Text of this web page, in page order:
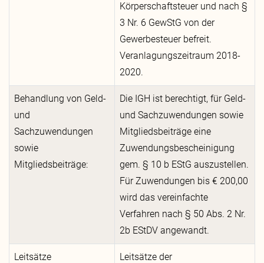
Körperschaftsteuer und nach §
3 Nr. 6 GewStG von der
Gewerbesteuer befreit.
Veranlagungszeitraum 2018-
2020.
Behandlung von Geld-
und
Sachzuwendungen
sowie
Mitgliedsbeiträge:
Die IGH ist berechtigt, für Geld-
und Sachzuwendungen sowie
Mitgliedsbeiträge eine
Zuwendungsbescheinigung
gem. § 10 b EStG auszustellen.
Für Zuwendungen bis € 200,00
wird das vereinfachte
Verfahren nach § 50 Abs. 2 Nr.
2b EStDV angewandt.
Leitsätze
Leitsätze der